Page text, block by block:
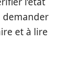
demander
et à lire